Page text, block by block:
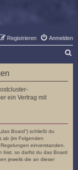
Anmelden
Registrieren
u
ein Vertrag mit
Board“) schließt du
ab (im Folgenden
einverstanden.
bist, so darfst du das Board
jeweils die an dieser